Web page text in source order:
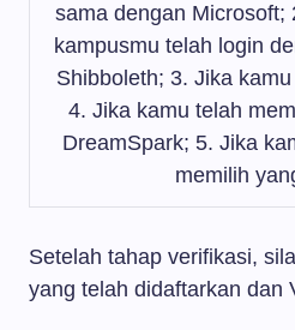
sama dengan Microsoft;
kampusmu telah login
Shibboleth; 3. Jika
4. Jika kamu telah
DreamSpark; 5. Jika
memilih
Setelah tahap verifikasi,
yang telah didaftarkan dan